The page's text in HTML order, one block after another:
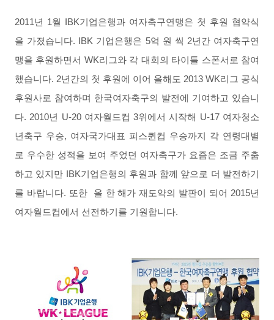
2011년 1월 IBK기업은행과 여자축구연맹은 첫 후원 협약식
을 가졌습니다. IBK 기업은행은 5억 원 씩 2년간 여자축구연
맹을 후원하면서 WK리그와 각 대회의 타이틀 스폰서로 참여
했습니다. 2년간의 첫 후원에 이어 올해도 2013 WK리그 공식
후원사로 참여하며 한국여자축구의 발전에 기여하고 있습니
다. 2010년 U-20 여자월드컵 3위에서 시작해 U-17 여자청소
년축구 우승, 여자국가대표 피스퀸컵 우승까지 각 연령대별
로 우수한 성적을 보여 주었던 여자축구가 요즘은 조금 주춤
하고 있지만 IBK기업은행의 후원과 함께 앞으로 더 발전하기
를 바랍니다. 또한 올 한 해가 재도약의 발판이 되어 2015년
여자월드컵에서 선전하기를 기원합니다.